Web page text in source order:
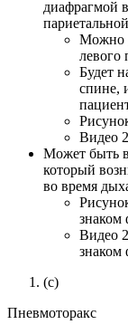
диафрагмой
Можно
левого
Будет
спине,
Видео
Может быть
который
во время
знаком
Видео
знаком
(c)
Пневмоторакс